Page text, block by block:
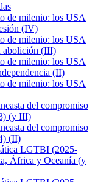
de milenio: los USA
(IV)
de milenio: los USA
abolición (III)
de milenio: los USA
(II)
de milenio: los USA
del compromiso
(y III)
del compromiso
(II)
LGTBI (2025-
África y Oceanía (y